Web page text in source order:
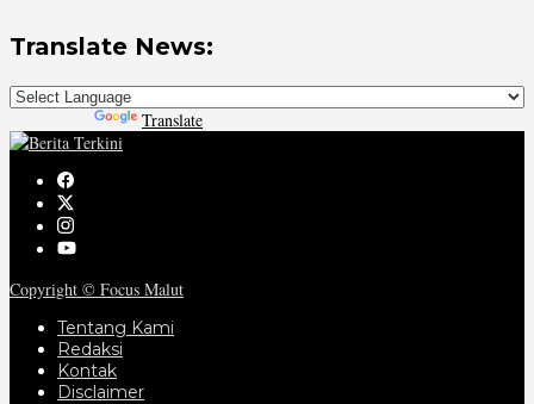
Translate News:
Translate
Copyright © Focus Malut
Tentang Kami
Redaksi
Kontak
Disclaimer